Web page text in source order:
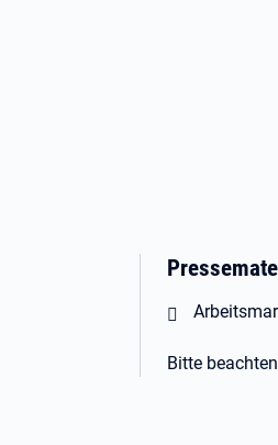
Öffnet in
Bitte